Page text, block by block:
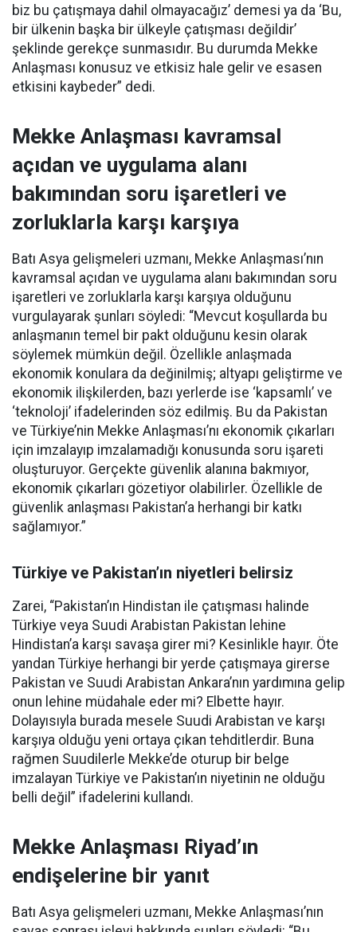
biz bu çatışmaya dahil olmayacağız’ demesi ya da ‘Bu,
bir ülkenin başka bir ülkeyle çatışması değildir’
şeklinde gerekçe sunmasıdır. Bu durumda Mekke
Anlaşması konusuz ve etkisiz hale gelir ve esasen
etkisini kaybeder” dedi.
Mekke Anlaşması kavramsal
açıdan ve uygulama alanı
bakımından soru işaretleri ve
zorluklarla karşı karşıya
Batı Asya gelişmeleri uzmanı, Mekke Anlaşması’nın
kavramsal açıdan ve uygulama alanı bakımından soru
işaretleri ve zorluklarla karşı karşıya olduğunu
vurgulayarak şunları söyledi: “Mevcut koşullarda bu
anlaşmanın temel bir pakt olduğunu kesin olarak
söylemek mümkün değil. Özellikle anlaşmada
ekonomik konulara da değinilmiş; altyapı geliştirme ve
ekonomik ilişkilerden, bazı yerlerde ise ‘kapsamlı’ ve
‘teknoloji’ ifadelerinden söz edilmiş. Bu da Pakistan
ve Türkiye’nin Mekke Anlaşması’nı ekonomik çıkarları
için imzalayıp imzalamadığı konusunda soru işareti
oluşturuyor. Gerçekte güvenlik alanına bakmıyor,
ekonomik çıkarları gözetiyor olabilirler. Özellikle de
güvenlik anlaşması Pakistan’a herhangi bir katkı
sağlamıyor.”
Türkiye ve Pakistan’ın niyetleri belirsiz
Zarei, “Pakistan’ın Hindistan ile çatışması halinde
Türkiye veya Suudi Arabistan Pakistan lehine
Hindistan’a karşı savaşa girer mi? Kesinlikle hayır. Öte
yandan Türkiye herhangi bir yerde çatışmaya girerse
Pakistan ve Suudi Arabistan Ankara’nın yardımına gelip
onun lehine müdahale eder mi? Elbette hayır.
Dolayısıyla burada mesele Suudi Arabistan ve karşı
karşıya olduğu yeni ortaya çıkan tehditlerdir. Buna
rağmen Suudilerle Mekke’de oturup bir belge
imzalayan Türkiye ve Pakistan’ın niyetinin ne olduğu
belli değil” ifadelerini kullandı.
Mekke Anlaşması Riyad’ın
endişelerine bir yanıt
Batı Asya gelişmeleri uzmanı, Mekke Anlaşması’nın